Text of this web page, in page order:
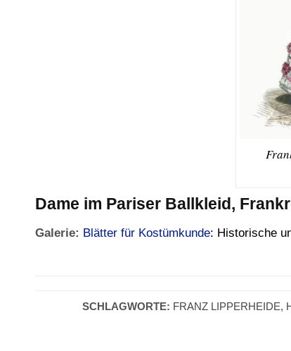
Dame im Pariser Ballkleid,
Galerie: Blätter für Kostümkunde: Historische
SCHLAGWORTE: FRANZ LIPPERHEIDE,